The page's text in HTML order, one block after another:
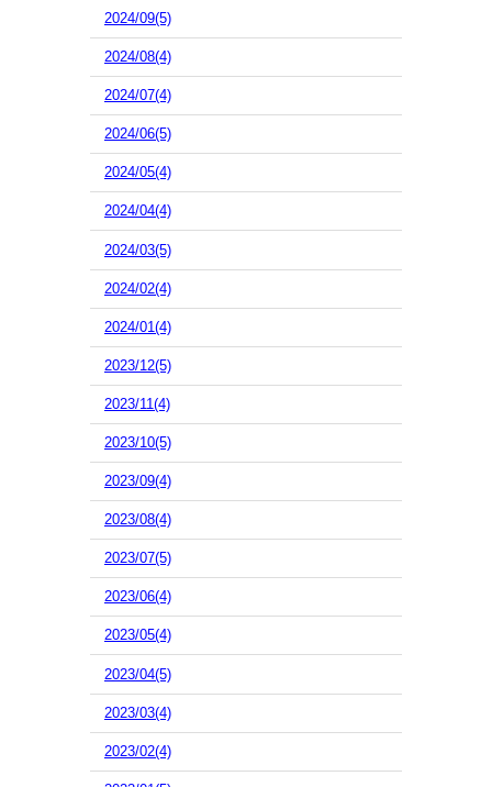
2024/09(5)
2024/08(4)
2024/07(4)
2024/06(5)
2024/05(4)
2024/04(4)
2024/03(5)
2024/02(4)
2024/01(4)
2023/12(5)
2023/11(4)
2023/10(5)
2023/09(4)
2023/08(4)
2023/07(5)
2023/06(4)
2023/05(4)
2023/04(5)
2023/03(4)
2023/02(4)